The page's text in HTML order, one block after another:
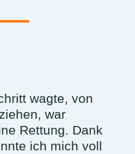
wagte, von
war
Rettung. Dank
ich mich voll